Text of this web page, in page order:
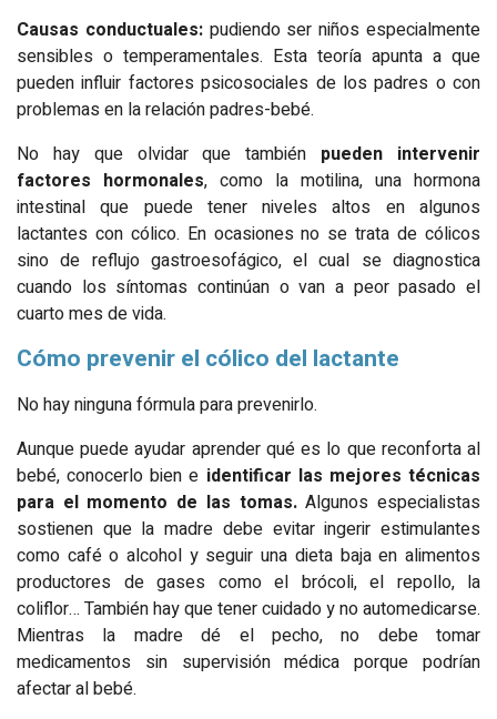
Causas conductuales:pudiendo ser niños especialmente
sensibles o temperamentales. Esta teoría apunta a que
pueden influir factores psicosociales de los padres o con
problemas en la relación padres-bebé.
No hay que olvidar que también pueden intervenir
factores hormonales, como la motilina, una hormona
intestinal que puede tener niveles altos en algunos
lactantes con cólico. En ocasiones no se trata de cólicos
sino de reflujo gastroesofágico, el cual se diagnostica
cuando los síntomas continúan o van a peor pasado el
cuarto mes de vida.
Cómo prevenir el cólico del lactante
No hay ninguna fórmula para prevenirlo.
Aunque puede ayudar aprender qué es lo que reconforta al
bebé, conocerlo bien e identificar las mejores técnicas
para el momento de las tomas.Algunos especialistas
sostienen que la madre debe evitar ingerir estimulantes
como café o alcohol y seguir una dieta baja en alimentos
productores de gases como el brócoli, el repollo, la
coliflor… También hay que tener cuidado y no automedicarse.
Mientras la madre dé el pecho, no debe tomar
medicamentos sin supervisión médica porque podrían
afectar al bebé.